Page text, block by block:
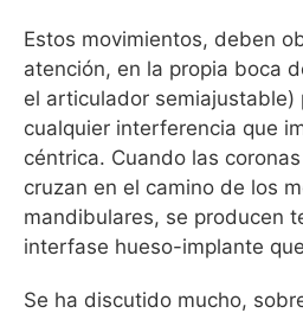
Estos movimientos, deben
atención, en la propia boca
el articulador semiajustable)
cualquier interferencia que
céntrica. Cuando las
cruzan en el camino de los
mandibulares, se producen
interfase hueso-implante
Se ha discutido mucho,